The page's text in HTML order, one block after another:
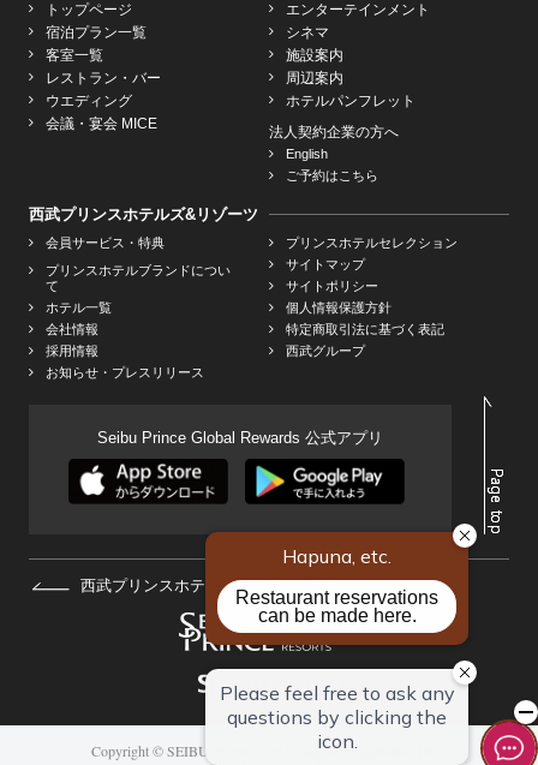
トップページ
宿泊プラン一覧
客室一覧
レストラン・バー
ウエディング
会議・宴会 MICE
エンターテインメント
シネマ
施設案内
周辺案内
ホテルパンフレット
法人契約企業の方へ
English
ご予約はこちら
西武プリンスホテルズ&リゾーツ
会員サービス・特典
プリンスホテルブランドについ
て
ホテル一覧
会社情報
採用情報
お知らせ・プレスリリース
プリンスホテルセレクション
サイトマップ
サイトポリシー
個人情報保護方針
特定商取引法に基づく表記
西武グループ
Seibu Prince Global Rewards 公式アプリ
西武プリンスホテルズ&リゾーツHOMEへ
Copyright © SEIBU PRINCE HOTELS WORLDWIDE INC.